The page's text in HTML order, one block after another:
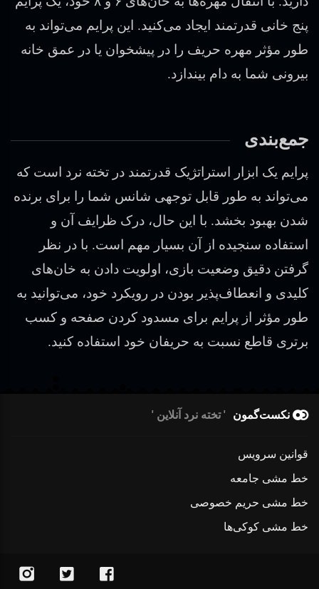
پنج خانی قدرتمند ایجاد می‌کنید. این پرایم می‌تواند به
طور مؤثر مهره حریف را در پیشخوان یا در عمق خانه
بیرونی شما به دام بیندازد.
جمع‌بندی
پرایم یک ابزار استراتژیک قدرتمند در تخته نرد است که
می‌تواند به طور قابل توجهی شانس شما را برای برنده
شدن بهبود بخشد. با این حال، درک ظرایف آن و
استفاده سنجیده از آن بسیار مهم است. با در نظر
گرفتن دقیق وضعیت بازی، اولویت دادن به خان‌های
کلیدی و انعطاف‌پذیر بودن در رویکرد خود، می‌توانید به
طور مؤثر از پرایم برای مسدود کردن صفحه و کسب
برتری قاطع نسبت به حریفان خود استفاده کنید.
نکست‌گمون تخته نرد آنلاین
قوانین سرویس
خط مشی جامعه
خط مشی حریم خصوصی
خط مشی کوکی‌ها